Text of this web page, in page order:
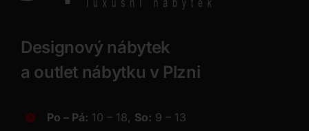
Designový nábytek
a outlet nábytku v Plzni
Po – Pá: 10 – 18, So: 9 – 13